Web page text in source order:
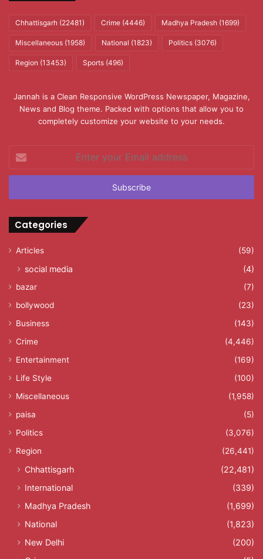
Chhattisgarh (22481) Crime (4446) Madhya Pradesh (1699)
Miscellaneous (1958) National (1823) Politics (3076)
Region (13453) Sports (496)
Jannah is a Clean Responsive WordPress Newspaper, Magazine,
News and Blog theme. Packed with options that allow you to
completely customize your website to your needs.
your
Email
Categories
Articles (59)
social media (4)
bazar
(7)
bollywood
(23)
Business
(143)
Crime
(4,446)
Entertainment
(169)
Life Style
(100)
Miscellaneous
(1,958)
paisa
(5)
Politics
(3,076)
Region
(26,441)
Chhattisgarh
(22,481)
International
(339)
Madhya Pradesh
(1,699)
National
(1,823)
New Delhi
(200)